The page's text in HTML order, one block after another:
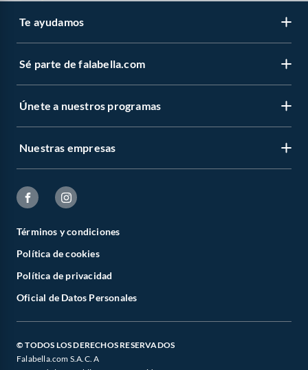
Te ayudamos
Sé parte de falabella.com
Únete a nuestros programas
Nuestras empresas
Términos y condiciones
Política de cookies
Política de privacidad
Oficial de Datos Personales
© TODOS LOS DERECHOS RESERVADOS
Falabella.com S.A.C. A